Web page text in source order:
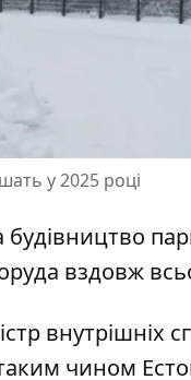
у 2025 році
будівництво
вздовж
внутрішніх
чином